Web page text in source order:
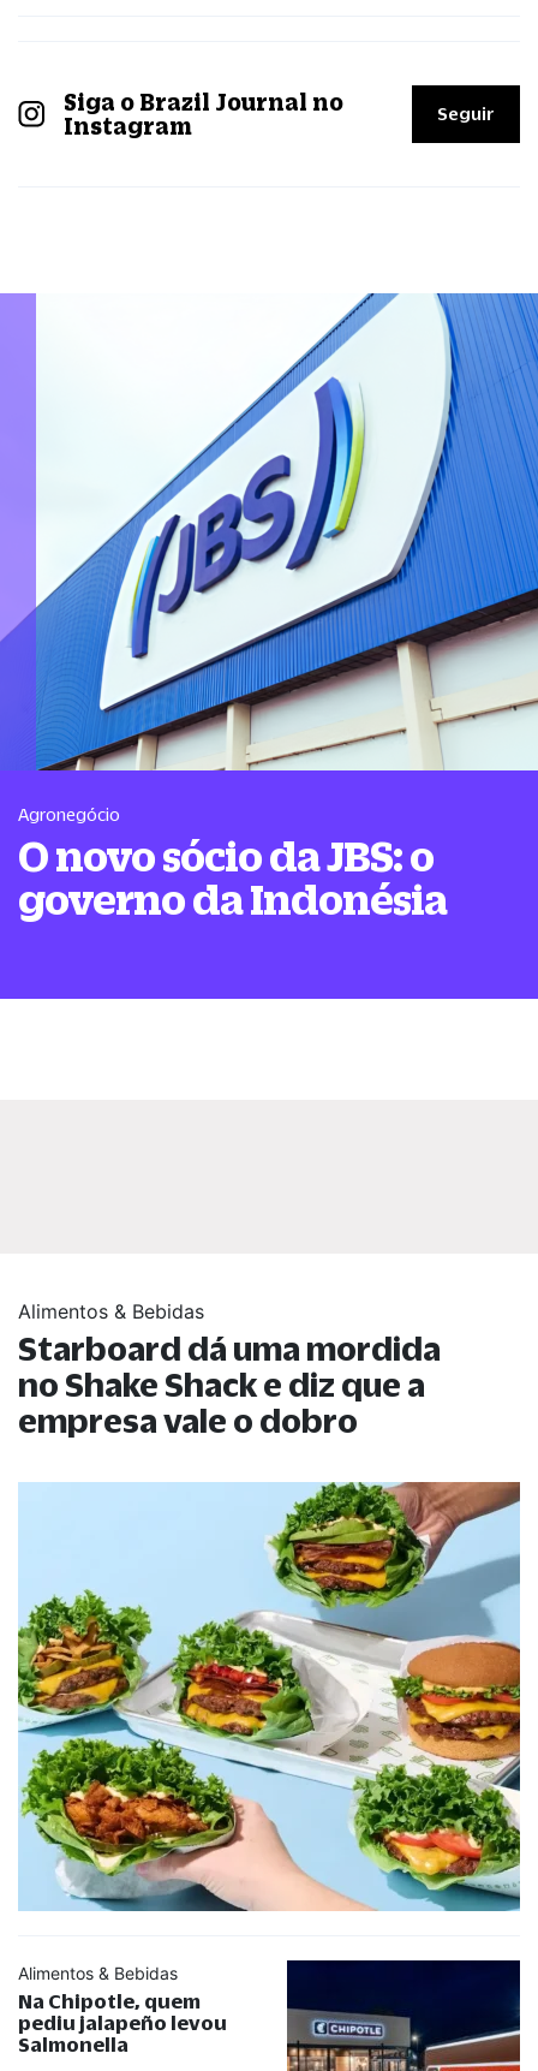
Siga o Brazil Journal no
Instagram
Seguir
Agronegócio
O novo sócio da JBS: o
governo da Indonésia
Alimentos & Bebidas
Starboard dá uma mordida
no Shake Shack e diz que a
empresa vale o dobro
Alimentos & Bebidas
Na Chipotle, quem
pediu jalapeño levou
Salmonella